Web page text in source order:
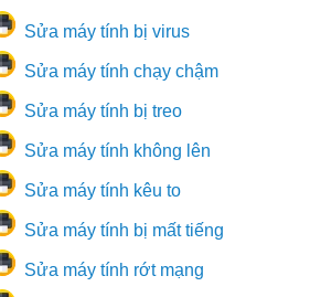
Sửa máy tính bị virus
Sửa máy tính chạy chậm
Sửa máy tính bị treo
Sửa máy tính không lên
Sửa máy tính kêu to
Sửa máy tính bị mất tiếng
Sửa máy tính rớt mạng